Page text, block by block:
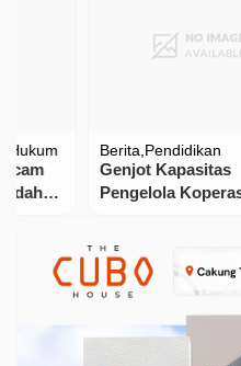
Berita Pendidikan
Genjot Kapasitas
Pengelola Koperasi,
Kompetensi